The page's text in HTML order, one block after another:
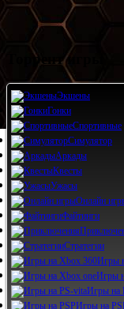
Торрент игры
Экшены
Гонки
Спортивные
Симулятор
Аркады
Квесты
Ужасы
Онлайн
Файтинги
Стратегии
Игры
Игры
Игры на
Игры на